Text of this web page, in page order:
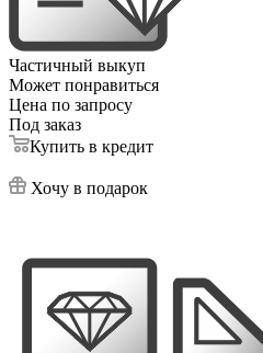
Частичный выкуп
Может понравиться
Цена по запросу
Под заказ
Купить в кредит
Хочу в подарок